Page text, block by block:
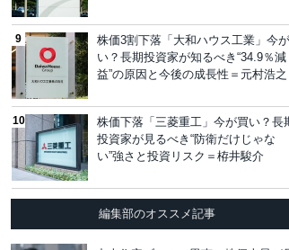
株価3割下落「大和ハウス工業」今
い？長期投資家が知るべき“34.9％減
益”の原因と今後の成長性＝元村浩之
株価下落「三菱重工」今が買い？長
投資家が見るべき“防衛だけじゃな
い”強さと投資リスク＝栫井駿介
編集部のオススメ記事